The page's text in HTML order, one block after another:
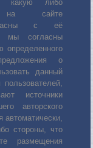
какую либо
на сайте
с её
мы согласны
определенного
о
данный
источники
авторского
стороны, что
размещения